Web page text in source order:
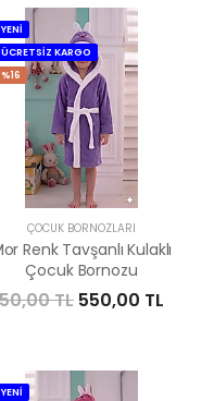
YENİ
ÜCRETSİZ KARGO
%16
ÇOCUK BORNOZLARI
Renk Tavşanlı Kulaklı
Çocuk Bornozu
TL 550,00 TL
YENİ